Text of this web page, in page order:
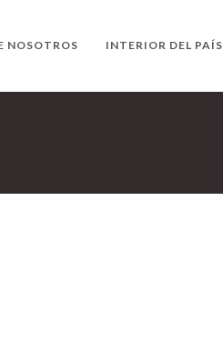
NOSOTROS INTERIOR DEL PAÍS